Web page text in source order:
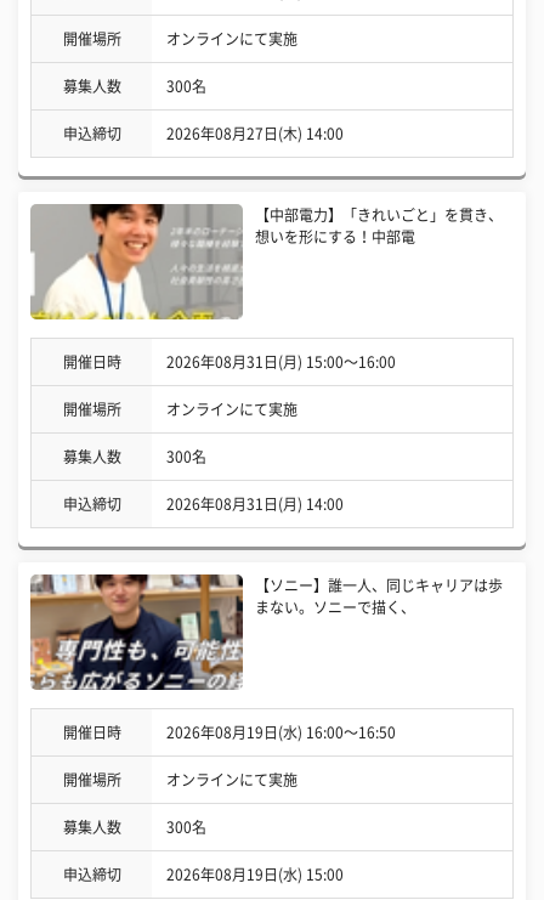
開催場所 オンラインにて実施
募集人数 300名
申込締切 2026年08月27日(木) 14:00
【中部電力】「きれいごと」を貫き、
想いを形にする！中部電
開催日時 2026年08月31日(月) 15:00〜16:00
開催場所 オンラインにて実施
募集人数 300名
申込締切 2026年08月31日(月) 14:00
【ソニー】誰一人、同じキャリアは歩
まない。ソニーで描く、
開催日時 2026年08月19日(水) 16:00〜16:50
開催場所 オンラインにて実施
募集人数 300名
申込締切 2026年08月19日(水) 15:00